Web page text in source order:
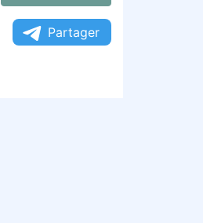
Partager